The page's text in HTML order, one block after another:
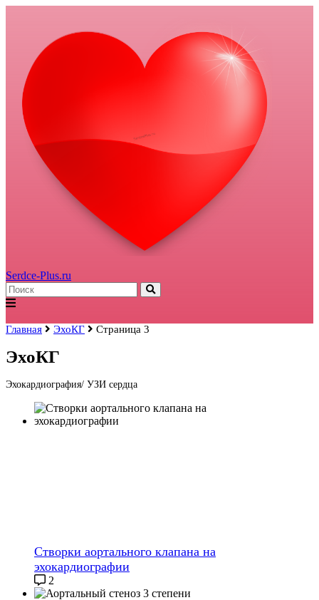
Serdce-Plus.ru
Главная ЭхоКГ Страница 3
ЭхоКГ
Эхокардиография/ УЗИ сердца
Створки аортального клапана на
эхокардиографии
2